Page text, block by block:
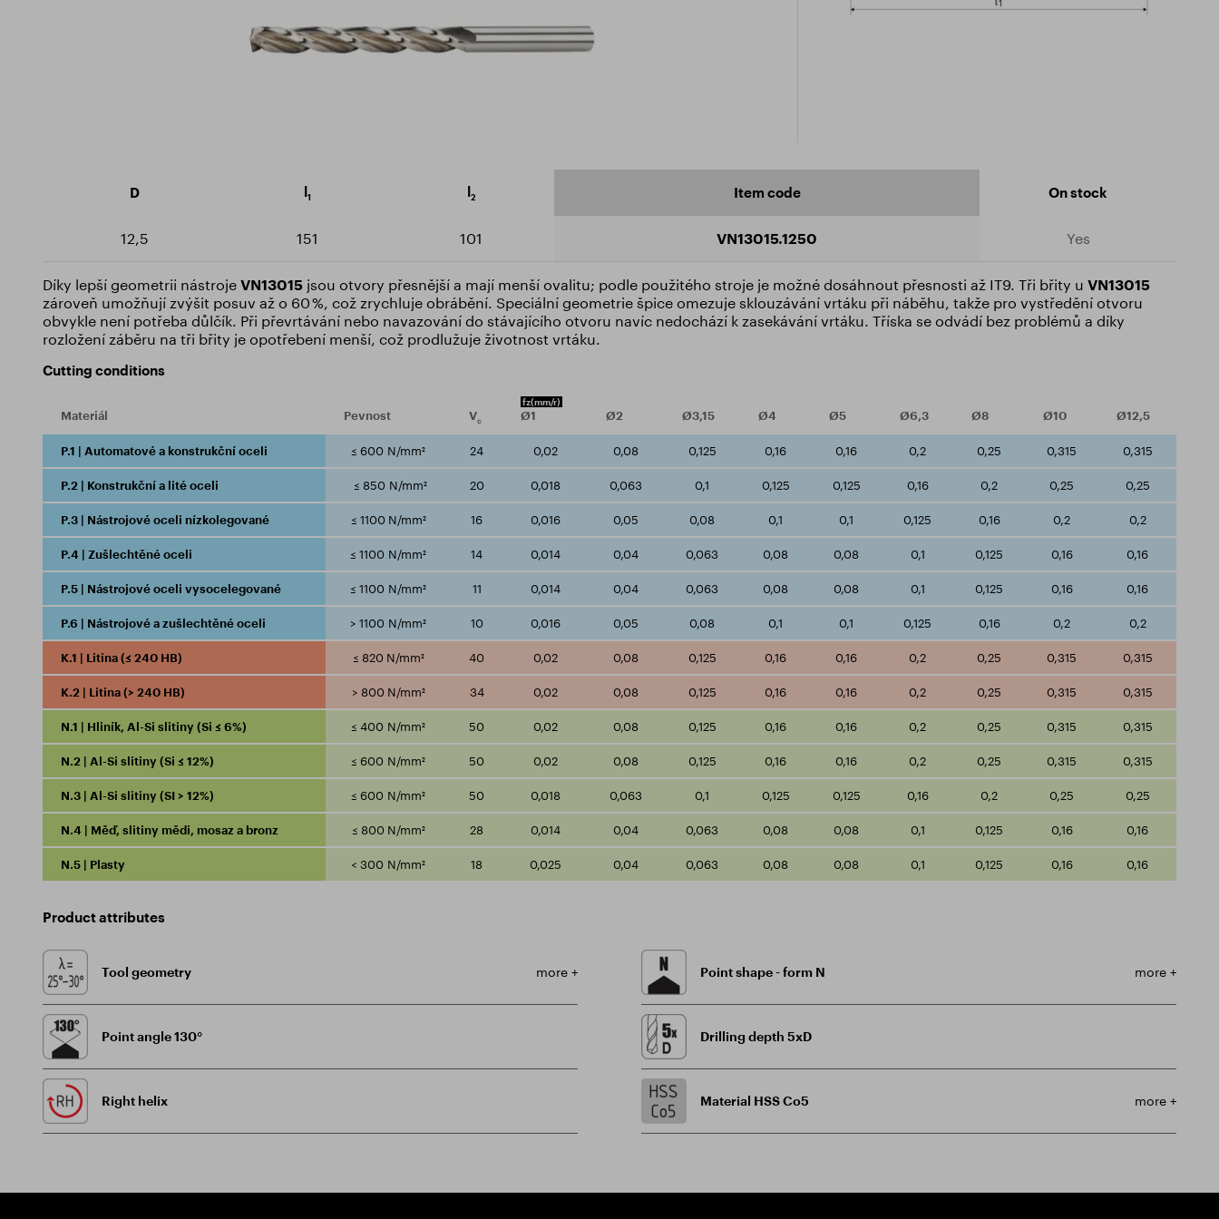
Download catalogue
D l1 l2 Item code On stock
12,5 151 101 VN13015.1250 Yes
Díky lepší geometrii nástroje VN13015 jsou otvory přesnější a mají menší ovalitu; podle použitého stroje je možné dosáhnout přesnosti až IT9. Tři břity u VN13015
zároveň umožňují zvýšit posuv až o 60 %, což zrychluje obrábění. Speciální geometrie špice omezuje sklouzávání vrtáku při náběhu, takže pro vystředění otvoru
obvykle není potřeba důlčík. Při převrtávání nebo navazování do stávajícího otvoru navíc nedochází k zasekávání vrtáku. Tříska se odvádí bez problémů a díky
rozložení záběru na tři břity je opotřebení menší, což prodlužuje životnost vrtáku.
Cutting conditions
Materiál Pevnost Vc
fz(mm/r)
Ø1 Ø2 Ø3,15 Ø4 Ø5 Ø6,3 Ø8 Ø10 Ø12,5
P.1 | Automatové a konstrukční oceli ≤ 600 N/mm² 24 0,02 0,08 0,125 0,16 0,16 0,2 0,25 0,315 0,315
P.2 | Konstrukční a lité oceli ≤ 850 N/mm² 20 0,018 0,063 0,1 0,125 0,125 0,16 0,2 0,25 0,25
P.3 | Nástrojové oceli nízkolegované ≤ 1100 N/mm² 16 0,016 0,05 0,08 0,1 0,1 0,125 0,16 0,2 0,2
P.4 | Zušlechtěné oceli ≤ 1100 N/mm² 14 0,014 0,04 0,063 0,08 0,08 0,1 0,125 0,16 0,16
P.5 | Nástrojové oceli vysocelegované ≤ 1100 N/mm² 11 0,014 0,04 0,063 0,08 0,08 0,1 0,125 0,16 0,16
P.6 | Nástrojové a zušlechtěné oceli > 1100 N/mm² 10 0,016 0,05 0,08 0,1 0,1 0,125 0,16 0,2 0,2
K.1 | Litina (≤ 240 HB) ≤ 820 N/mm² 40 0,02 0,08 0,125 0,16 0,16 0,2 0,25 0,315 0,315
K.2 | Litina (> 240 HB) > 800 N/mm² 34 0,02 0,08 0,125 0,16 0,16 0,2 0,25 0,315 0,315
N.1 | Hliník, Al-Si slitiny (Si ≤ 6%) ≤ 400 N/mm² 50 0,02 0,08 0,125 0,16 0,16 0,2 0,25 0,315 0,315
N.2 | Al-Si slitiny (Si ≤ 12%) ≤ 600 N/mm² 50 0,02 0,08 0,125 0,16 0,16 0,2 0,25 0,315 0,315
N.3 | Al-Si slitiny (SI > 12%) ≤ 600 N/mm² 50 0,018 0,063 0,1 0,125 0,125 0,16 0,2 0,25 0,25
N.4 | Měď, slitiny mědi, mosaz a bronz ≤ 800 N/mm² 28 0,014 0,04 0,063 0,08 0,08 0,1 0,125 0,16 0,16
N.5 | Plasty < 300 N/mm² 18 0,025 0,04 0,063 0,08 0,08 0,1 0,125 0,16 0,16
Product attributes
Tool geometry more +
Point angle 130°
Right helix
Point shape - form N more +
Drilling depth 5xD
Material HSS Co5 more +